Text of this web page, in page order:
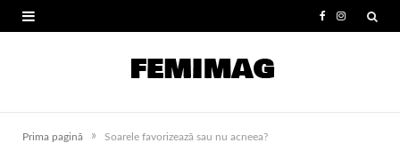
e
I
t
Prima pagină » Soarele favorizează sau nu acneea?